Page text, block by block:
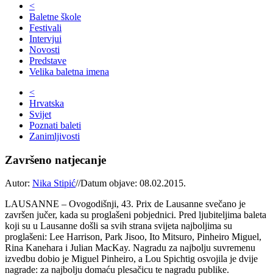
<
Baletne škole
Festivali
Intervjui
Novosti
Predstave
Velika baletna imena
<
Hrvatska
Svijet
Poznati baleti
Zanimljivosti
Završeno natjecanje
Autor: Nika Stipić//Datum objave: 08.02.2015.
LAUSANNE – Ovogodišnji, 43. Prix de Lausanne svečano je
završen jučer, kada su proglašeni pobjednici. Pred ljubiteljima baleta
koji su u Lausanne došli sa svih strana svijeta najboljima su
proglašeni: Lee Harrison, Park Jisoo, Ito Mitsuro, Pinheiro Miguel,
Rina Kanehara i Julian MacKay. Nagradu za najbolju suvremenu
izvedbu dobio je Miguel Pinheiro, a Lou Spichtig osvojila je dvije
nagrade: za najbolju domaću plesačicu te nagradu publike.